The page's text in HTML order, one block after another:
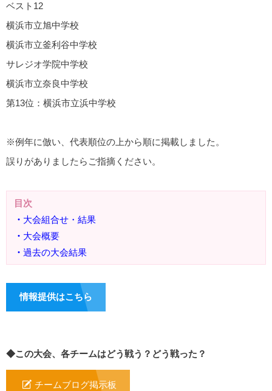
ベスト12
横浜市立旭中学校
横浜市立釜利谷中学校
サレジオ学院中学校
横浜市立奈良中学校
第13位：横浜市立浜中学校
※例年に倣い、代表順位の上から順に掲載しました。
誤りがありましたらご指摘ください。
目次
・ 大会組合せ・結果
・ 大会概要
・ 過去の大会結果
情報提供はこちら
◆この大会、各チームはどう戦う？どう戦った？
チームブログ掲示板